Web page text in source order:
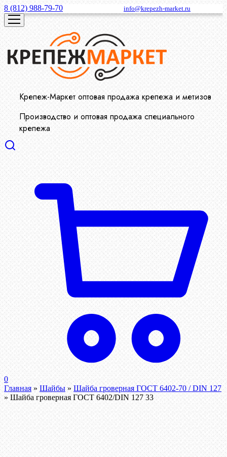
8 (812) 988-79-70 info@krepezh-market.ru
Крепеж-Маркет оптовая продажа крепежа и метизов
Производство и оптовая продажа специального
крепежа
0
Главная » Шайбы » Шайба гроверная ГОСТ 6402-70 / DIN 127
» Шайба гроверная ГОСТ 6402/DIN 127 33